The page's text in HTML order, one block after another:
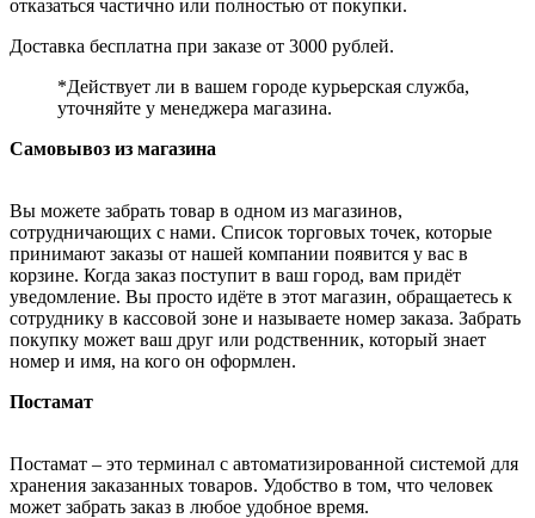
отказаться частично или полностью от покупки.
Доставка бесплатна при заказе от 3000 рублей.
*Действует ли в вашем городе курьерская служба,
уточняйте у менеджера магазина.
Самовывоз из магазина
Вы можете забрать товар в одном из магазинов,
сотрудничающих с нами. Список торговых точек, которые
принимают заказы от нашей компании появится у вас в
корзине. Когда заказ поступит в ваш город, вам придёт
уведомление. Вы просто идёте в этот магазин, обращаетесь к
сотруднику в кассовой зоне и называете номер заказа. Забрать
покупку может ваш друг или родственник, который знает
номер и имя, на кого он оформлен.
Постамат
Постамат – это терминал с автоматизированной системой для
хранения заказанных товаров. Удобство в том, что человек
может забрать заказ в любое удобное время.